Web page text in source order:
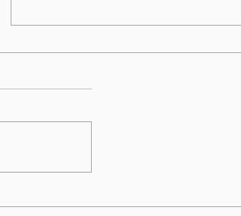
谷山の川島病院前で日課の朝